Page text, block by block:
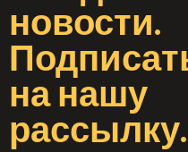
новости.
нанашу
рассылку.